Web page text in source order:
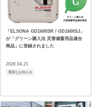
「ELSONA GD1600SR / GD1600SJ」
が「グリーン購入法 災害備蓄用品適合
商品」に登録されました
2026.04.21
重要なお知らせ